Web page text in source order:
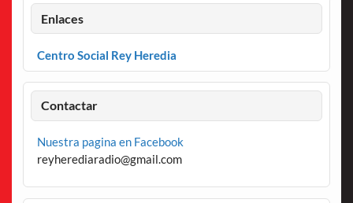
Enlaces
Centro Social Rey Heredia
Contactar
Nuestra pagina en Facebook
reyherediaradio@gmail.com